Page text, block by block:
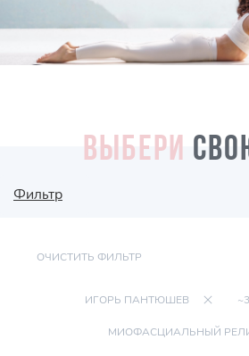
ВЫБЕРИ
Фильтр
ОЧИСТИТЬ ФИЛЬТР
ИГОРЬ ПАНТЮШЕВ
МИОФАСЦИАЛЬНЫЙ